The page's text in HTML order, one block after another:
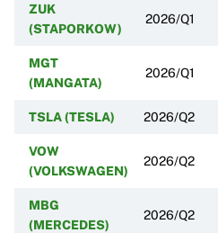
ZUK
(STAPORKOW)
2026/Q1
MGT
(MANGATA)
2026/Q1
TSLA (TESLA) 2026/Q2
VOW
(VOLKSWAGEN)
2026/Q2
MBG
(MERCEDES)
2026/Q2